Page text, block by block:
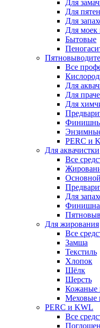
Для
Для пятен
Для
Для моек
Бытовые
Все
Для
Для
Для
PERC и
Для аквачистки
Все
Для
Для жирования
Все
Замша
Текстиль
Хлопок
Шёлк
Шерсть
Кожаные
Меховые
PERC и KWL
Все